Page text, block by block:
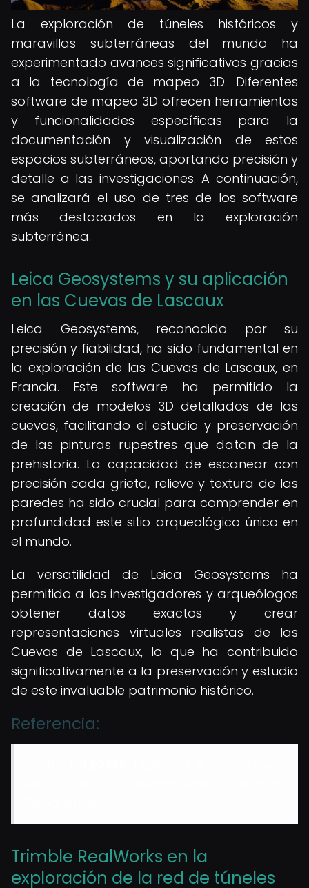
La exploración de túneles históricos y
maravillas subterráneas del mundo ha
experimentado avances significativos gracias
a la tecnología de mapeo 3D. Diferentes
software de mapeo 3D ofrecen herramientas
y funcionalidades específicas para la
documentación y visualización de estos
espacios subterráneos, aportando precisión y
detalle a las investigaciones. A continuación,
se analizará el uso de tres de los software
más destacados en la exploración
subterránea.
Leica Geosystems y su aplicación
en las Cuevas de Lascaux
Leica Geosystems, reconocido por su
precisión y fiabilidad, ha sido fundamental en
la exploración de las Cuevas de Lascaux, en
Francia. Este software ha permitido la
creación de modelos 3D detallados de las
cuevas, facilitando el estudio y preservación
de las pinturas rupestres que datan de la
prehistoria. La capacidad de escanear con
precisión cada grieta, relieve y textura de las
paredes ha sido crucial para comprender en
profundidad este sitio arqueológico único en
el mundo.
La versatilidad de Leica Geosystems ha
permitido a los investigadores y arqueólogos
obtener datos exactos y crear
representaciones virtuales realistas de las
Cuevas de Lascaux, lo que ha contribuido
significativamente a la preservación y estudio
de este invaluable patrimonio histórico.
Referencia:
Trimble RealWorks en la
exploración de la red de túneles